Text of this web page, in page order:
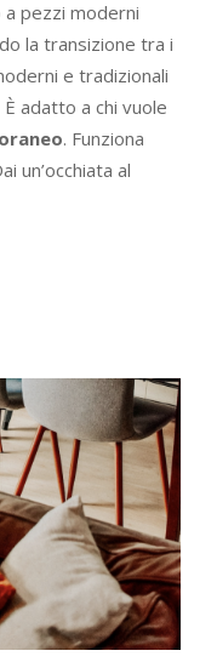
pezzi moderni
la transizione tra i
e tradizionali
adatto a chi vuole
. Funziona
un’occhiata al